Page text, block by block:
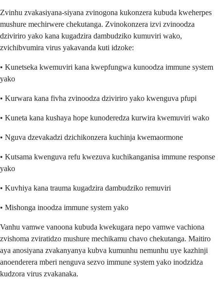
Zvinhu zvakasiyana-siyana zvinogona kukonzera kubuda kweherpes
mushure mechirwere chekutanga. Zvinokonzera izvi zvinoodza
dziviriro yako kana kugadzira dambudziko kumuviri wako,
zvichibvumira virus yakavanda kuti idzoke:
• Kunetseka kwemuviri kana kwepfungwa kunoodza immune system
yako
• Kurwara kana fivha zvinoodza dziviriro yako kwenguva pfupi
• Kuneta kana kushaya hope kunoderedza kurwira kwemuviri wako
• Nguva dzevakadzi dzichikonzera kuchinja kwemaormone
• Kutsama kwenguva refu kwezuva kuchikanganisa immune response
yako
• Kuvhiya kana trauma kugadzira dambudziko remuviri
• Mishonga inoodza immune system yako
Vanhu vamwe vanoona kubuda kwekugara nepo vamwe vachiona
zvishoma zviratidzo mushure mechikamu chavo chekutanga. Maitiro
aya anosiyana zvakanyanya kubva kumunhu nemunhu uye kazhinji
anoenderera mberi nenguva sezvo immune system yako inodzidza
kudzora virus zvakanaka.